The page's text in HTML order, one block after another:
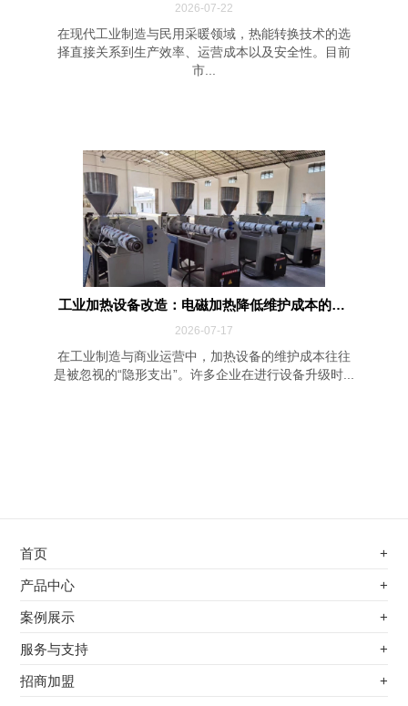
2026-07-22
在现代工业制造与民用采暖领域，热能转换技术的选
择直接关系到生产效率、运营成本以及安全性。目前
市...
工业加热设备改造：电磁加热降低维护成本的四...
2026-07-17
在工业制造与商业运营中，加热设备的维护成本往往
是被忽视的“隐形支出”。许多企业在进行设备升级时...
首页 +
不锈钢专用电磁加热器
电磁蒸汽发生器
变频电磁热风炉
产品中心 +
不锈钢专用电磁加热器
电磁蒸汽发生器
变频电磁热风炉
案例展示 +
最新案例
其他应用
服务与支持 +
服务覆盖网络
招商加盟 +